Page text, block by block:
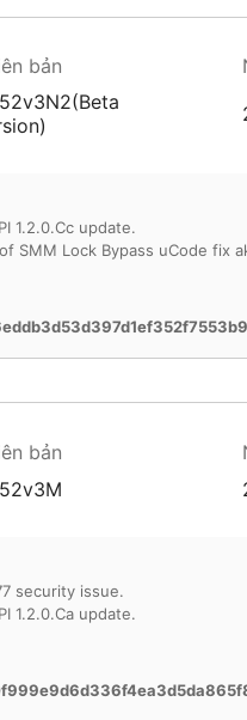
bản
1.2.0.Cc update.
SMM Lock Bypass uCode fix
bản
security issue.
1.2.0.Ca update.